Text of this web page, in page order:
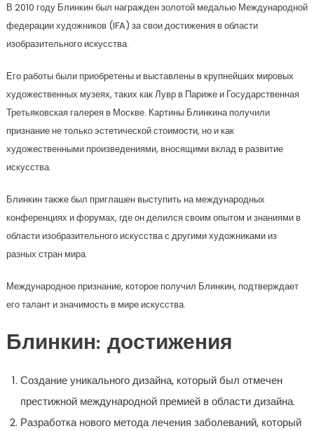
В 2010 году Блинкин был награжден золотой медалью Международной
федерации художников (IFA) за свои достижения в области
изобразительного искусства.
Его работы были приобретены и выставлены в крупнейших мировых
художественных музеях, таких как Лувр в Париже и Государственная
Третьяковская галерея в Москве. Картины Блинкина получили
признание не только эстетической стоимости, но и как
художественными произведениями, вносящими вклад в развитие
искусства.
Блинкин также был приглашен выступить на международных
конференциях и форумах, где он делился своим опытом и знаниями в
области изобразительного искусства с другими художниками из
разных стран мира.
Международное признание, которое получил Блинкин, подтверждает
его талант и значимость в мире искусства.
Блинкин: достижения
Создание уникального дизайна, который был отмечен
престижной международной премией в области дизайна.
Разработка нового метода лечения заболеваний, который